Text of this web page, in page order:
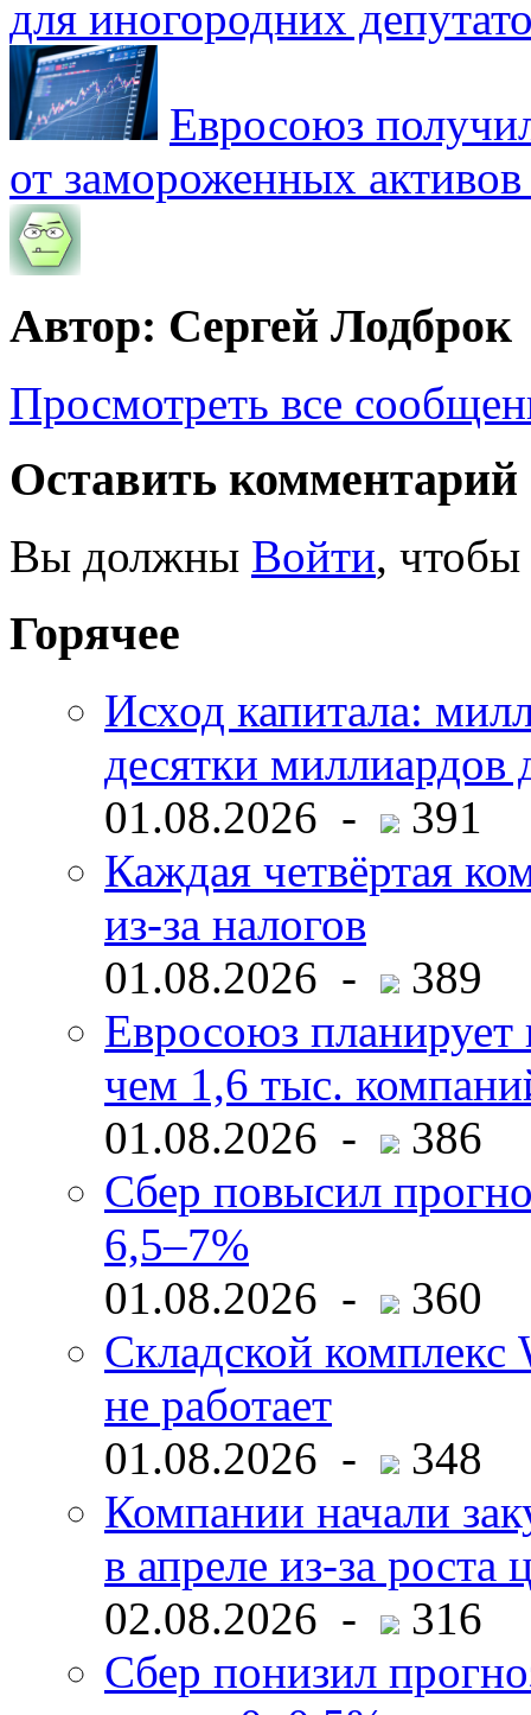
для иногородних
Евросоюз
от замороженных
Автор: Сергей Лодброк
Просмотреть все
Оставить комментарий
Вы должны Войти, чтобы
Горячее
Исход капитала:
десятки миллиардов
01.08.2026 -
391
Каждая четвёртая
из-за налогов
01.08.2026 -
389
Евросоюз планирует
чем 1,6 тыс.
01.08.2026 -
386
Сбер повысил
6,5–7%
01.08.2026 -
360
Складской комплекс
не работает
01.08.2026 -
348
Компании начали
в апреле из-за роста
02.08.2026 -
316
Сбер понизил